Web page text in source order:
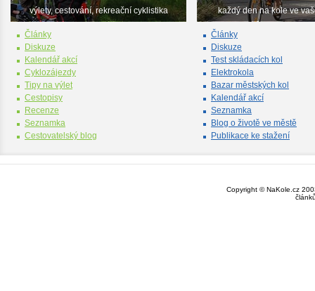
výlety, cestování, rekreační cyklistika
Články
Diskuze
Kalendář akcí
Cyklozájezdy
Tipy na výlet
Cestopisy
Recenze
Seznamka
Cestovatelský blog
každý den na kole ve
Články
Diskuze
Test skládacích kol
Elektrokola
Bazar městských kol
Kalendář akcí
Seznamka
Blog o životě ve městě
Publikace ke stažení
Copyright © NaKole.cz